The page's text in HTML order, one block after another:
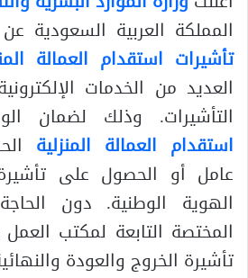
المملكة العربية السعودية
تأشيرات استقدام العمالة
العديد من الخدمات
التأشيرات. وذلك لضمان
استقدام العمالة المنزلية
عامل أو الحصول على
الهوية الوطنية. دون
المختصة التابعة لمكتب
تأشيرة الخروج والعودة